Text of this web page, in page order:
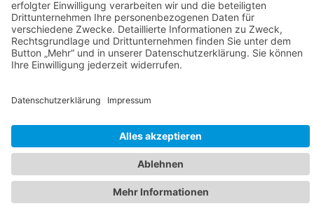
ZIELE
IM RAT
IM VEREIN
NEUIGKEITEN
UNTERSTÜTZUNG